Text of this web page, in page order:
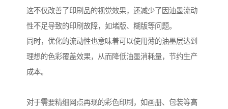
这不仅改善了印刷品的视觉效果，还减少了因油墨流动
性不足导致的印刷故障，如堵版、糊版等问题。
同时，优化的流动性也意味着可以使用薄的油墨层达到
理想的色彩覆盖效果，从而降低油墨消耗量，节约生产
成本。
对于需要精细网点再现的彩色印刷，如画册、包装等高